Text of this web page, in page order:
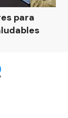
para